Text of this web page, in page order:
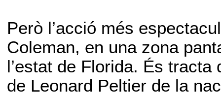
Però l’acció més
Coleman, en una zona
l’estat de Florida. És
de Leonard Peltier de la